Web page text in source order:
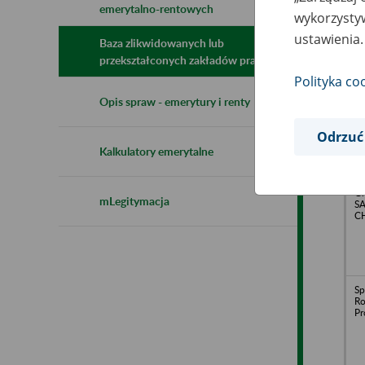
emerytalno-rentowych
Baza zlikwidowanych lub
przekształconych zakładów pracy
Opis spraw - emerytury i renty
Kalkulatory emerytalne
mLegitymacja
Polityka